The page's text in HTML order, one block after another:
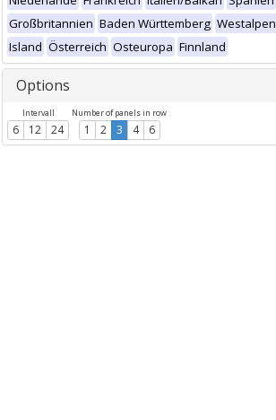
Großbritannien Baden Württemberg Westalpen
Island Österreich Osteuropa Finnland
Options
Intervall
6 12 24
Number of panels in row
1 2 3 4 6